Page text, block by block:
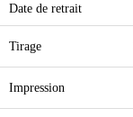
Date de retrait
Tirage
Impression